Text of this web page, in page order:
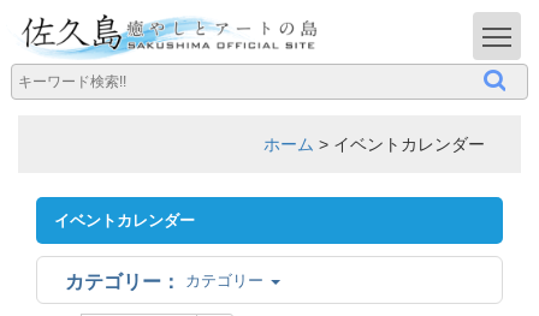
ホーム > イベントカレンダー
イベントカレンダー
カテゴリー